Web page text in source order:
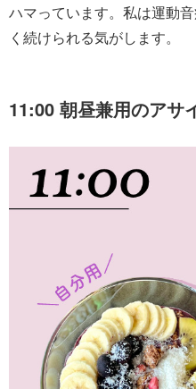
ハマっています。私は運動
く続けられる気がします。
11:00 朝昼兼用のアサ